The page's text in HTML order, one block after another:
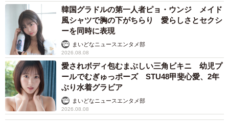
韓国グラドルの第一人者ピョ・ウンジ メイド
風シャツで胸の下がちらり 愛らしさとセクシ
ーを同時に表現
まいどなニュースエンタメ部
2026.08.08
愛されボディ包むまぶしい三角ビキニ 幼児プ
ールでむぎゅっポーズ STU48甲斐心愛、2年
ぶり水着グラビア
まいどなニュースエンタメ部
2026.08.08